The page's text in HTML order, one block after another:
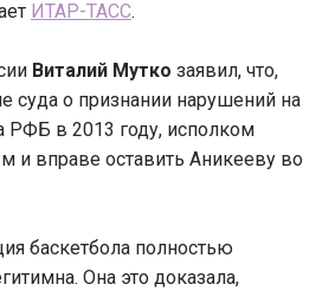
ИТАР-ТАСС.
Виталий Мутко заявил, что,
суда о признании нарушений на
РФБ в 2013 году, исполком
и вправе оставить Аникееву во
баскетбола полностью
Она это доказала,